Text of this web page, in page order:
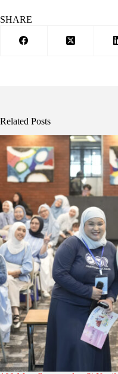
SHARE
Related Posts